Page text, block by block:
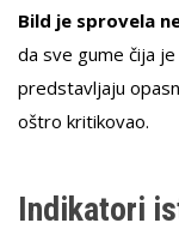
Bild je sprovela
da sve gume čija
predstavljaju
oštro kritikovao.
Indikatori